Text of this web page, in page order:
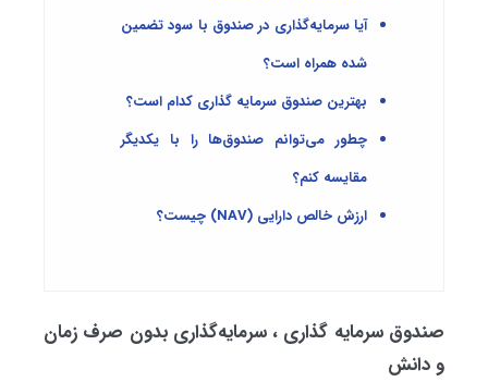
آیا سرمایه‌گذاری در صندوق با سود تضمین
شده همراه است؟
بهترین صندوق سرمایه گذاری کدام است؟
چطور می‌توانم صندوق‌ها را با یکدیگر
مقایسه کنم؟
ارزش خالص دارایی (NAV) چیست؟
صندوق سرمایه گذاری ، سرمایه‌گذاری بدون صرف زمان
و دانش